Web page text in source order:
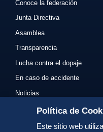
Conoce la federación
Junta Directiva
Asamblea
Transparencia
Lucha contra el dopaje
En caso de accidente
Noticias
Eventos
Enlaces
Política de
Este sitio web